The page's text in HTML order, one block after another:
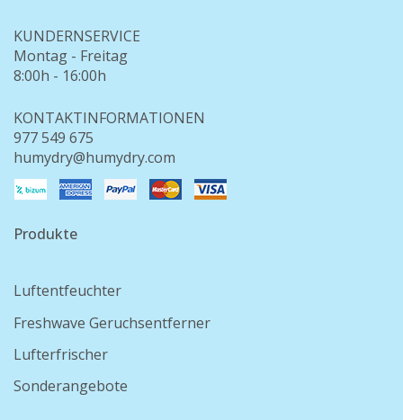
KUNDERNSERVICE
Montag - Freitag
8:00h - 16:00h
KONTAKTINFORMATIONEN
977 549 675
humydry@humydry.com
Produkte
Luftentfeuchter
Freshwave Geruchsentferner
Lufterfrischer
Sonderangebote